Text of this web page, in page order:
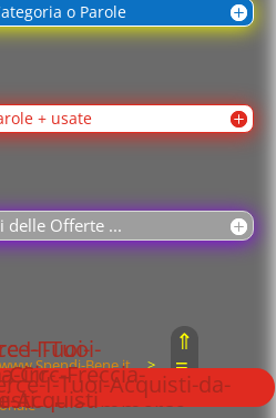
o Parole
+ usate
delle Offerte ...
www.Spendi-Bene.it
>
–
⇑
≡
⇓